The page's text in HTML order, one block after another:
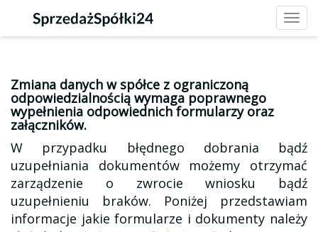
Zmiana danych w spółce z ograniczoną
odpowiedzialnością wymaga poprawnego
wypełnienia odpowiednich formularzy oraz
załączników.
W przypadku błędnego dobrania bądź
uzupełniania dokumentów możemy otrzymać
zarządzenie o zwrocie wniosku bądź
uzupełnieniu braków. Poniżej przedstawiam
informacje jakie formularze i dokumenty należy